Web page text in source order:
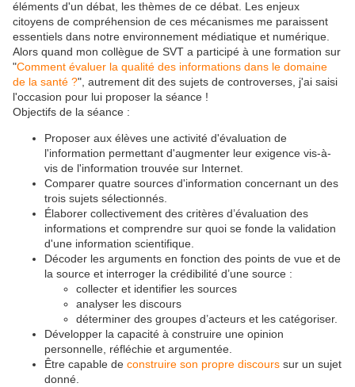
éléments d'un débat, les thèmes de ce débat. Les enjeux
citoyens de compréhension de ces mécanismes me paraissent
essentiels dans notre environnement médiatique et numérique.
Alors quand mon collègue de SVT a participé à une formation sur
"Comment évaluer la qualité des informations dans le domaine
de la santé ?", autrement dit des sujets de controverses, j'ai saisi
l'occasion pour lui proposer la séance !
Objectifs de la séance :
Proposer aux élèves une activité d'évaluation de
l'information permettant d'augmenter leur exigence vis-à-
vis de l'information trouvée sur Internet.
Comparer quatre sources d'information concernant un des
trois sujets sélectionnés.
Élaborer collectivement des critères d’évaluation des
informations et comprendre sur quoi se fonde la validation
d'une information scientifique.
Décoder les arguments en fonction des points de vue et de
la source et interroger la crédibilité d’une source :
collecter et identifier les sources
analyser les discours
déterminer des groupes d’acteurs et les catégoriser.
Développer la capacité à construire une opinion
personnelle, réfléchie et argumentée.
Être capable de construire son propre discours sur un sujet
donné.